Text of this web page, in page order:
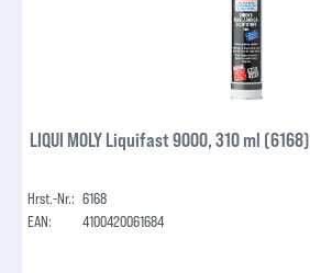
LIQUI MOLY Liquifast 9000, 310 ml (6168)
Hrst.-Nr.: 6168
EAN:
4100420061684